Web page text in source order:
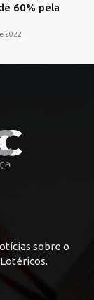
60% pela
2022
sobre o